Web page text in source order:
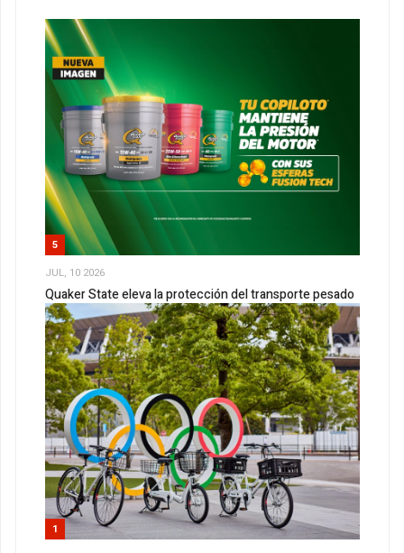
5
JUL, 10 2026
Quaker State eleva la protección del transporte pesado
1